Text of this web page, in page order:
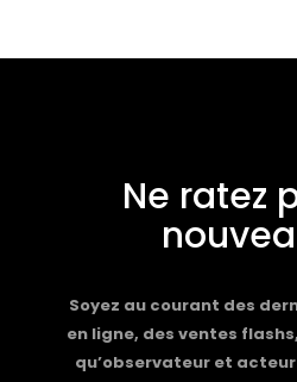
Ne ratez
Soyez au courant des
en ligne, des ventes
qu’observateur et